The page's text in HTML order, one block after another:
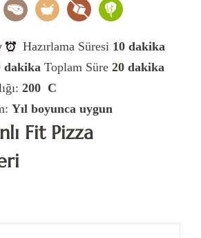
Hazırlama Süresi 10 dakika
dakika Toplam Süre 20 dakika
200 C
Yıl boyunca uygun
Fit Pizza